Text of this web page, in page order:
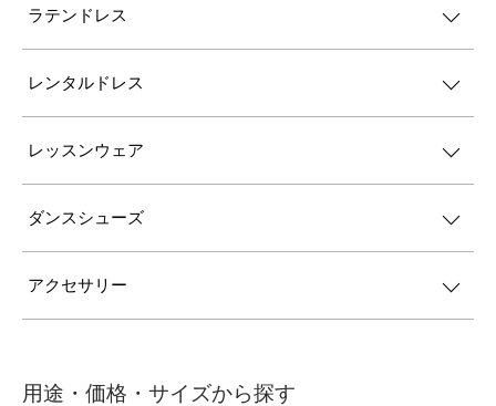
ラテンドレス
レンタルドレス
レッスンウェア
ダンスシューズ
アクセサリー
用途・価格・サイズから探す